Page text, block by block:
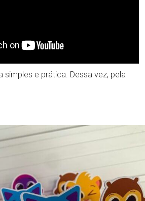
simples e prática. Dessa vez, pela